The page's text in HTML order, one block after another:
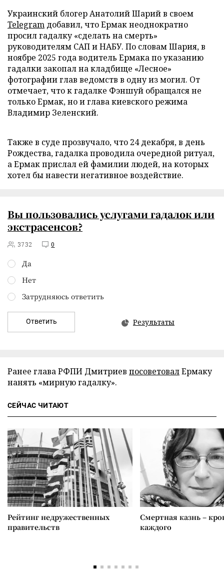
Украинский блогер Анатолий Шарий в своем
Telegram добавил, что Ермак неоднократно
просил гадалку «сделать на смерть»
руководителям САП и НАБУ. По словам Шария, в
ноябре 2025 года водитель Ермака по указанию
гадалки закопал на кладбище «Лесное»
фотографии глав ведомств в одну из могил. От
отмечает, что к гадалке Фэншуй обращался не
только Ермак, но и глава киевского режима
Владимир Зеленский.
Также в суде прозвучало, что 24 декабря, в день
Рождества, гадалка проводила очередной ритуал,
а Ермак прислал ей фамилии людей, на которых
хотел бы навести негативное воздействие.
Вы пользовались услугами гадалок или
экстрасенсов?
3732 0
Да
Нет
Затрудняюсь ответить
Ответить Результаты
Ранее глава РФПИ Дмитриев посоветовалЕрмаку
нанять «мирную гадалку».
СЕЙЧАС ЧИТАЮТ
Рейтинг недружественных
правительств
Смертная казнь –
каждого